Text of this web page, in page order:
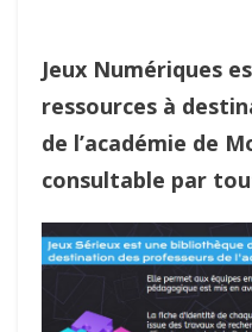
Jeux Numériques
ressources à
de l’académie de
consultable par